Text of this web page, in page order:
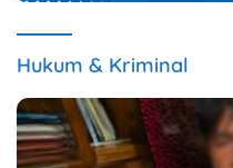
Hukum & Kriminal